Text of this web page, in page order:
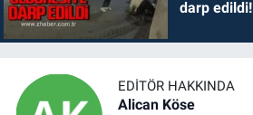
darp edildi!
EDITÖR HAKKINDA
Alican Köse